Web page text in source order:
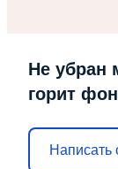
Не убран
горит
Написать